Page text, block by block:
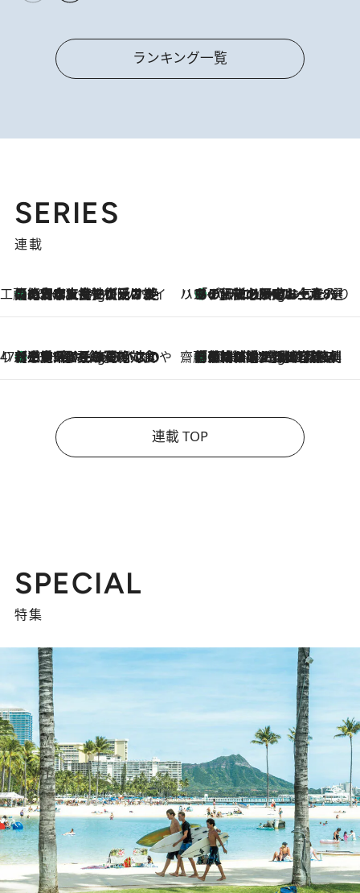
ランキング一覧
SERIES
連載
工藤まやのおもてなしハワイ
10 Hours Ago
【ハワイ土産】ローカルの絶大な支持で復活！ 絶品の幻クッキー《元ファンの日本人女性が受け継いだ名店》 ハワイ賢者 リサのお気に入りリスト10 Hours Ago
あの伝説の限定トートも！ リニューアルした「ディーン＆デルーカ ハワイ」で必須のお土産8選
47都道府県の手みやげ ひんやりスイーツで夏を満喫
10 Hours Ago
【三重県】この夏絶対食べたい 冷やしておいしいおやつ3選 お餅×アイスの新感覚スイーツ 齋藤 薫 美容脳ルネサンス
10 Hours Ago
「荷物が増えるほど旅ストレスは増す」美容ジャーナリストがたどり着いた最終結論。“化粧品を劇的に減らす”感動の凝縮美容とは
連載 TOP
SPECIAL
特集